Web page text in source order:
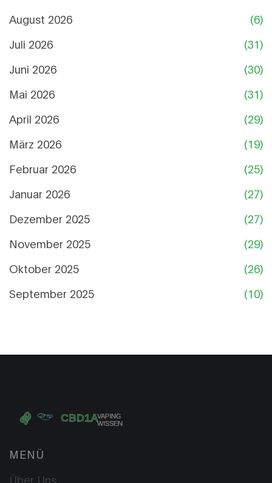
August 2026
(6)
Juli 2026
(31)
Juni 2026
(30)
Mai 2026
(31)
April 2026
(29)
März 2026
(19)
Februar 2026
(25)
Januar 2026
(27)
Dezember 2025
(27)
November 2025
(29)
Oktober 2025
(26)
September 2025
(10)
MENÜ
Über Uns